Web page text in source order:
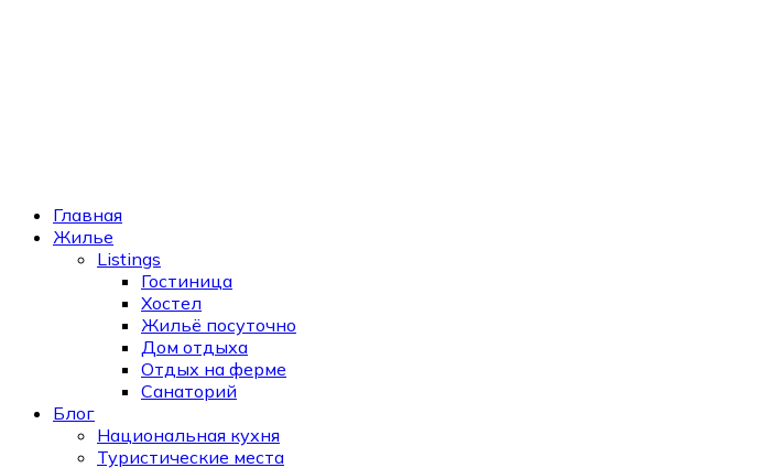
Главная
Жилье
Listings
Гостиница
Хостел
Жильё посуточно
Дом отдыха
Отдых на ферме
Санаторий
Блог
Национальная кухня
Туристические места